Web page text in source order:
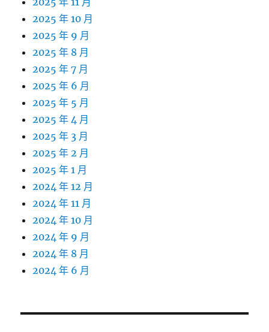
2025 年 10 月
2025 年 9 月
2025 年 8 月
2025 年 7 月
2025 年 6 月
2025 年 5 月
2025 年 4 月
2025 年 3 月
2025 年 2 月
2025 年 1 月
2024 年 12 月
2024 年 11 月
2024 年 10 月
2024 年 9 月
2024 年 8 月
2024 年 6 月